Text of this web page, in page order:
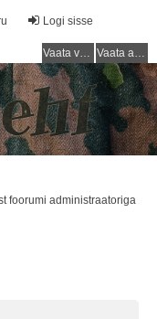
Logi sisse
Vaata vastamata teemasi Vaata aktiivseid teemasid
foorumi administraatoriga